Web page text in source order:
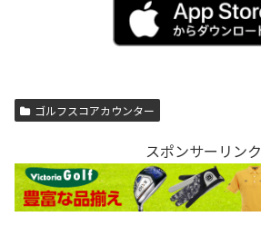
ゴルフスコアカウンター
スポンサーリンク